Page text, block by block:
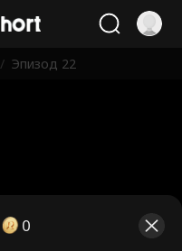
/ Эпизод 22
0